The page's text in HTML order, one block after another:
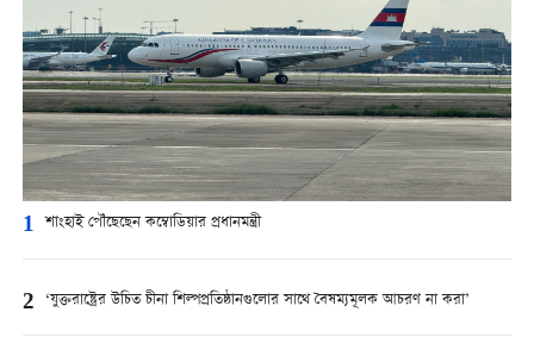
1 শাংহাই পৌঁছেছেন কম্বোডিয়ার প্রধানমন্ত্রী
2 ‘যুক্তরাষ্ট্রের উচিত চীনা শিল্পপ্রতিষ্ঠানগুলোর সাথে বৈষম্যমূলক আচরণ না করা’